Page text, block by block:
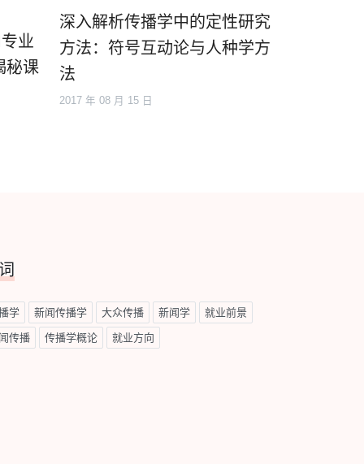
业
秘课
深入解析传播学中的定性研究
方法：符号互动论与人种学方
法
2017 年 08 月 15 日
学 新闻传播学 大众传播 新闻学 就业前景
传播 传播学概论 就业方向